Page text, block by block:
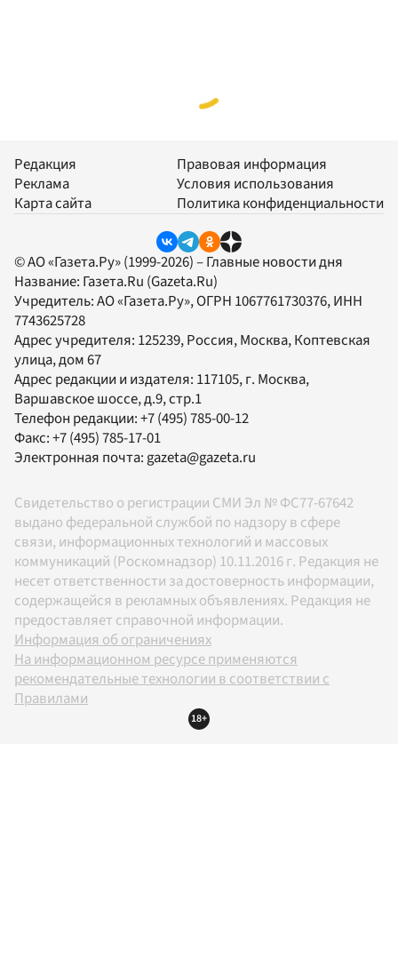
Редакция
Реклама
Карта сайта
Правовая информация
Условия использования
Политика конфиденциальности
© АО «Газета.Ру» (1999-2026) – Главные новости дня
Название: Газета.Ru (Gazeta.Ru)
Учредитель:АО «Газета.Ру», ОГРН 1067761730376, ИНН
7743625728
Адрес учредителя: 125239, Россия, Москва, Коптевская
улица, дом 67
Адрес редакции и издателя: 117105, г. Москва,
Варшавское шоссе, д.9, стр.1
Телефон редакции:+7 (495) 785-00-12
Факс:+7 (495) 785-17-01
Электронная почта:gazeta@gazeta.ru
Свидетельство о регистрации СМИ Эл № ФС77-67642
выдано федеральной службой по надзору в сфере
связи, информационных технологий и массовых
коммуникаций (Роскомнадзор) 10.11.2016 г. Редакция не
несет ответственности за достоверность информации,
содержащейся в рекламных объявлениях. Редакция не
предоставляет справочной информации.
Информация об ограничениях
На информационном ресурсе применяются
рекомендательные технологии в соответствии с
Правилами
18+